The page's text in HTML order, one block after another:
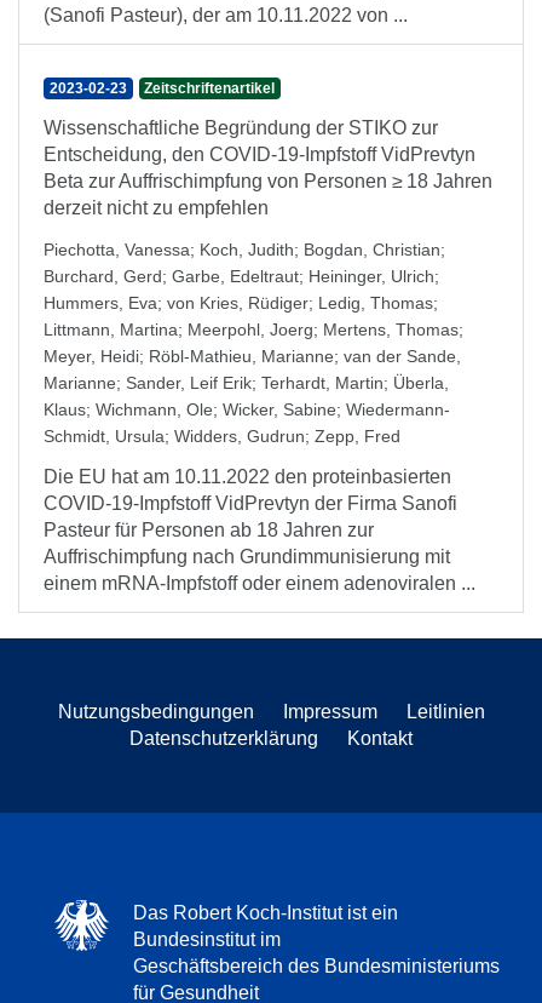
(Sanofi Pasteur), der am 10.11.2022 von ...
2023-02-23 Zeitschriftenartikel
Wissenschaftliche Begründung der STIKO zur
Entscheidung, den COVID-19-Impfstoff VidPrevtyn
Beta zur Auffrischimpfung von Personen ≥ 18 Jahren
derzeit nicht zu empfehlen
Piechotta, Vanessa; Koch, Judith; Bogdan, Christian;
Burchard, Gerd; Garbe, Edeltraut; Heininger, Ulrich;
Hummers, Eva; von Kries, Rüdiger; Ledig, Thomas;
Littmann, Martina; Meerpohl, Joerg; Mertens, Thomas;
Meyer, Heidi; Röbl-Mathieu, Marianne; van der Sande,
Marianne; Sander, Leif Erik; Terhardt, Martin; Überla,
Klaus; Wichmann, Ole; Wicker, Sabine; Wiedermann-
Schmidt, Ursula; Widders, Gudrun; Zepp, Fred
Die EU hat am 10.11.2022 den proteinbasierten
COVID-19-Impfstoff VidPrevtyn der Firma Sanofi
Pasteur für Personen ab 18 Jahren zur
Auffrischimpfung nach Grundimmunisierung mit
einem mRNA-Impfstoff oder einem adenoviralen ...
Nutzungsbedingungen Impressum
Leitlinien
Datenschutzerklärung
Kontakt
Das Robert Koch-Institut ist ein
Bundesinstitut im
Geschäftsbereich des Bundesministeriums
für Gesundheit